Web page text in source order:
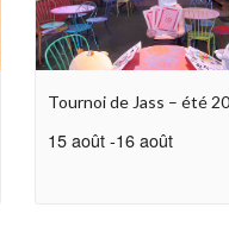
Tournoi de Jass – été
15 août-16 août